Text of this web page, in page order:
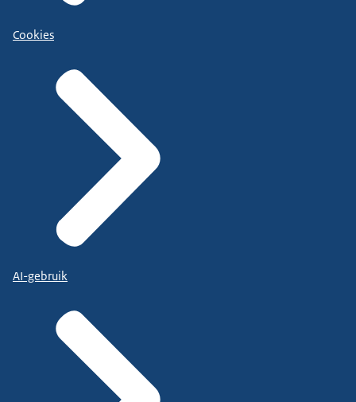
Cookies
AI-gebruik